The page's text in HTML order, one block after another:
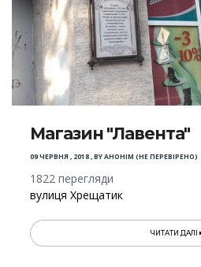
Магазин "Лавента"
09 ЧЕРВНЯ , 2018,BYАНОНІМ (НЕ ПЕРЕВІРЕНО)
1822 перегляди
вулиця Хрещатик
ЧИТАТИ ДАЛІ